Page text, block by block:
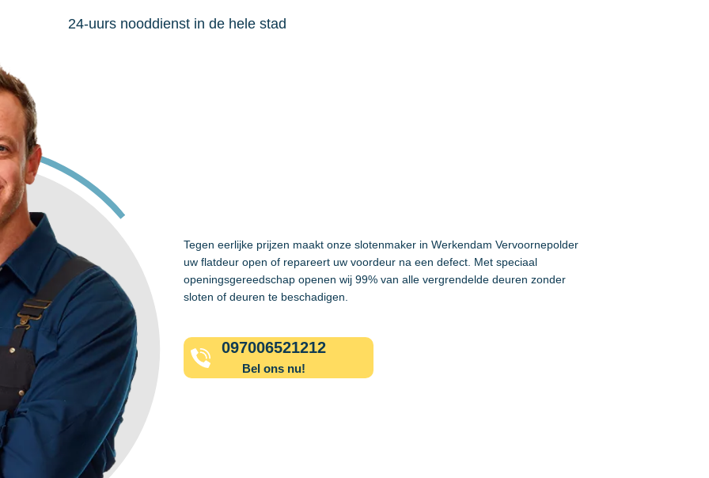
24-uurs nooddienst in de hele stad
Tegen eerlijke prijzen maakt onze slotenmaker in Werkendam Vervoornepolder
uw flatdeur open of repareert uw voordeur na een defect. Met speciaal
openingsgereedschap openen wij 99% van alle vergrendelde deuren zonder
sloten of deuren te beschadigen.
097006521212
Bel ons nu!